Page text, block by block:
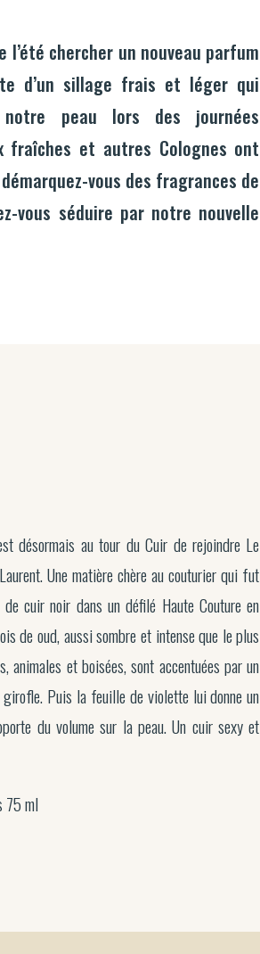
l’été chercher un nouveau parfum
d’un sillage frais et léger qui
peau lors des journées
fraîches et autres Colognes ont
vous des fragrances de
vous séduire par notre nouvelle
désormais au tour du Cuir de rejoindre Le
Une matière chère au couturier qui fut
cuir noir dans un défilé Haute Couture en
de oud, aussi sombre et intense que le plus
animales et boisées, sont accentuées par un
Puis la feuille de violette lui donne un
du volume sur la peau. Un cuir sexy et
75 ml